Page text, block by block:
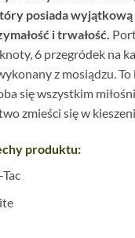
posiada wyjątkową
i trwałość.
6 przegródek na
z mosiądzu.
się wszystkim
zmieści się w
produktu: